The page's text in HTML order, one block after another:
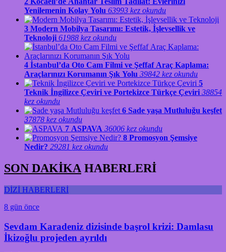
Yenilemenin Kolay Yolu 63993 kez okundu
3 Modern Mobilya Tasarımı: Estetik, İşlevsellik ve
Teknoloji 61988 kez okundu
4 İstanbul’da Oto Cam Filmi ve Şeffaf Araç Kaplama:
Araçlarınızı Korumanın Şık Yolu 39842 kez okundu
5
Teknik İngilizce Çeviri ve Portekizce Türkçe Çeviri 38854
kez okundu
6 Sade yaşa Mutluluğu keşfet
37878 kez okundu
7 ASPAVA 36006 kez okundu
8 Promosyon Şemsiye
Nedir? 29281 kez okundu
SON DAKİKA HABERLERİ
DİZİ HABERLERİ
8 gün önce
Sevdam Karadeniz dizisinde başrol krizi: Damlasu
İkizoğlu projeden ayrıldı